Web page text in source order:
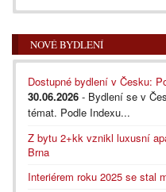
NOVÉ BYDLENÍ
Dostupné bydlení v Česku:
30.06.2026 - Bydlení se v
témat. Podle Indexu...
Z bytu 2+kk vznikl luxusní
Brna
Interiérem roku 2025 se stal